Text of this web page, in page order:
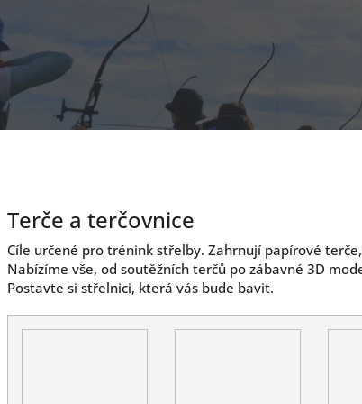
Terče a terčovnice
Cíle určené pro trénink střelby. Zahrnují papírové
Nabízíme vše, od soutěžních terčů po zábavné 3D
Postavte si střelnici, která vás bude bavit.